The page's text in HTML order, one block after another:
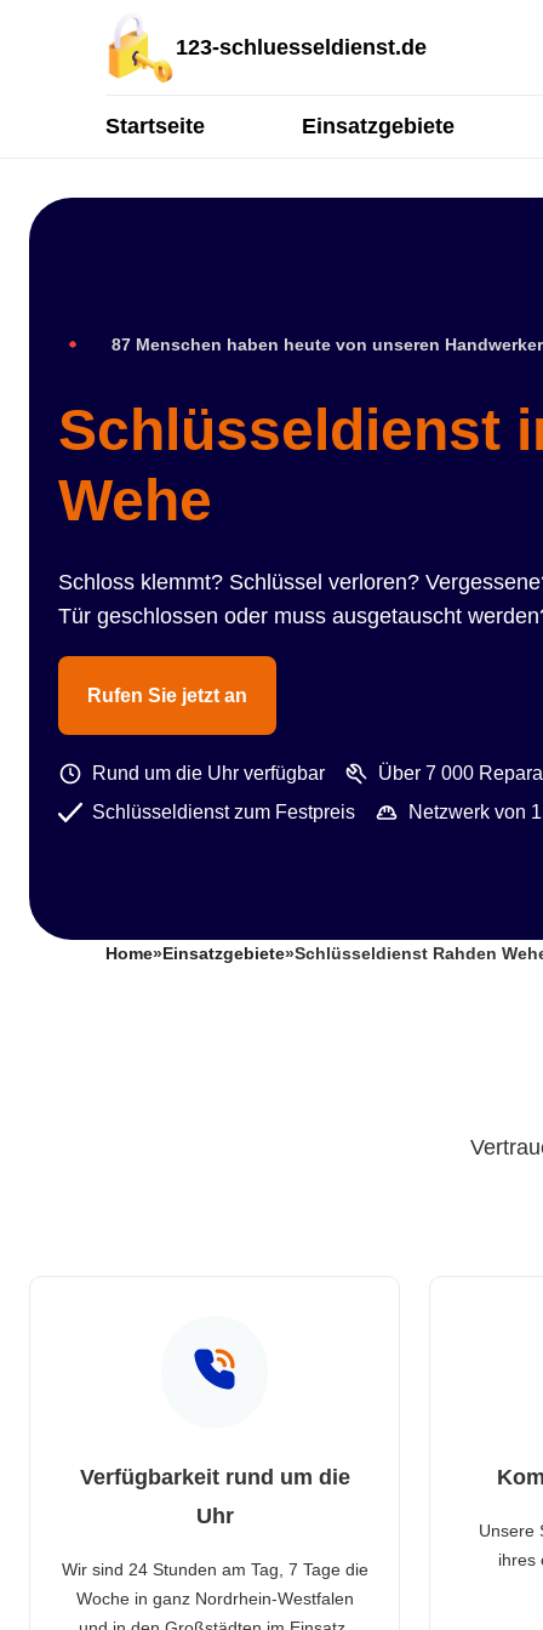
123-schluesseldienst.de
Startseite Einsatzgebiete
87 Menschen haben heute von unseren
Schlüsseldienst
Wehe
Schloss klemmt? Schlüssel verloren?
Tür geschlossen oder muss ausgetauscht
Rufen Sie jetzt an
Rund um die Uhr verfügbar
Über 7 000
Schlüsseldienst zum Festpreis
Netzwerk von
Home» Einsatzgebiete»Schlüsseldienst Rahden
Verfügbarkeit rund um die
Uhr
Wir sind 24 Stunden am Tag, 7 Tage die
Woche in ganz Nordrhein-Westfalen
Unsere
ihres